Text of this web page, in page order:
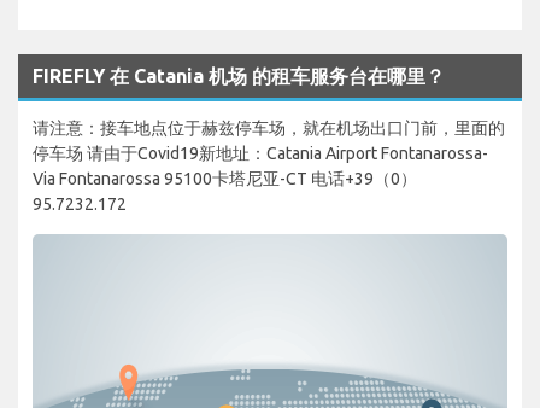
FIREFLY 在 Catania 机场 的租车服务台在哪里？
请注意：接车地点位于赫兹停车场，就在机场出口门前，里面的
停车场 请由于Covid19新地址：Catania Airport Fontanarossa-
Via Fontanarossa 95100卡塔尼亚-CT 电话+39（0）
95.7232.172